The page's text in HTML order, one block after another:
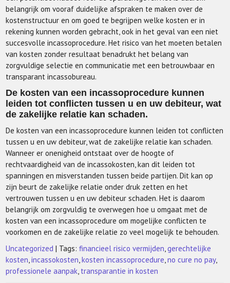
belangrijk om vooraf duidelijke afspraken te maken over de
kostenstructuur en om goed te begrijpen welke kosten er in
rekening kunnen worden gebracht, ook in het geval van een niet
succesvolle incassoprocedure. Het risico van het moeten betalen
van kosten zonder resultaat benadrukt het belang van
zorgvuldige selectie en communicatie met een betrouwbaar en
transparant incassobureau.
De kosten van een incassoprocedure kunnen
leiden tot conflicten tussen u en uw debiteur, wat
de zakelijke relatie kan schaden.
De kosten van een incassoprocedure kunnen leiden tot conflicten
tussen u en uw debiteur, wat de zakelijke relatie kan schaden.
Wanneer er onenigheid ontstaat over de hoogte of
rechtvaardigheid van de incassokosten, kan dit leiden tot
spanningen en misverstanden tussen beide partijen. Dit kan op
zijn beurt de zakelijke relatie onder druk zetten en het
vertrouwen tussen u en uw debiteur schaden. Het is daarom
belangrijk om zorgvuldig te overwegen hoe u omgaat met de
kosten van een incassoprocedure om mogelijke conflicten te
voorkomen en de zakelijke relatie zo veel mogelijk te behouden.
Uncategorized | Tags:financieel risico vermijden ,gerechtelijke
kosten ,incassokosten ,kosten incassoprocedure ,no cure no pay,
professionele aanpak transparantie in kosten